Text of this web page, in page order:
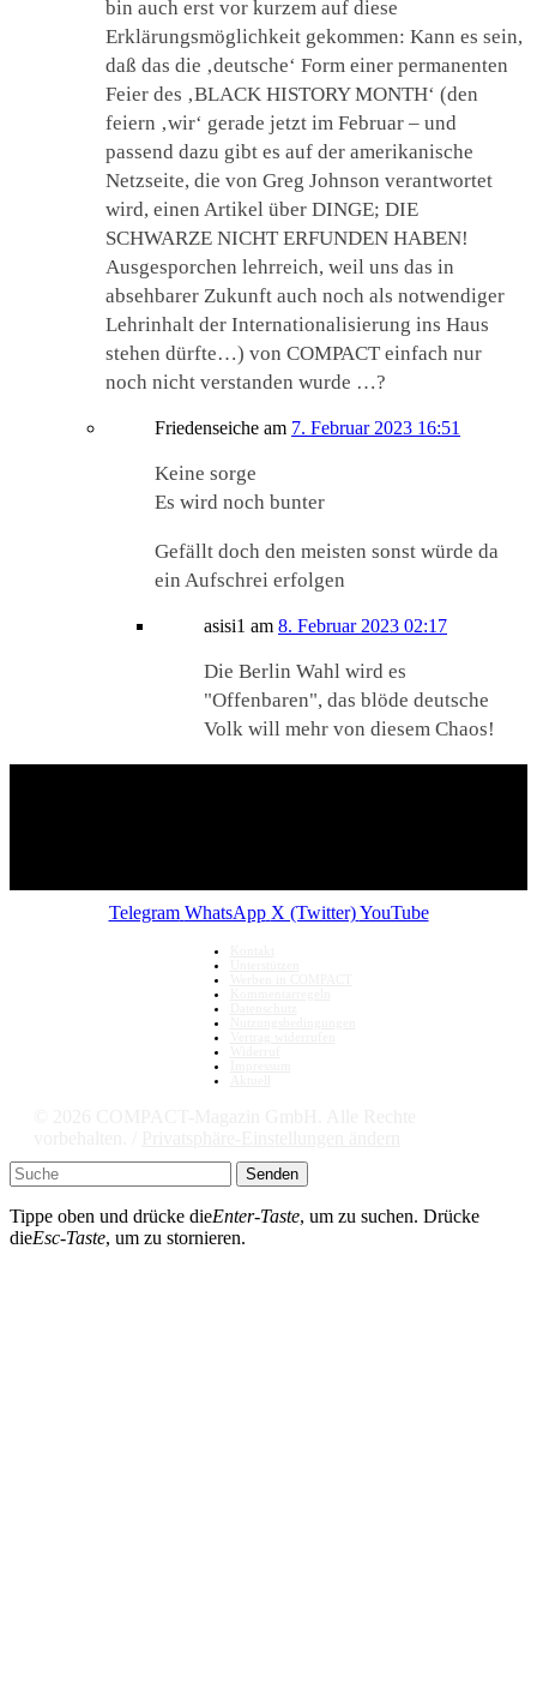
bin auch erst vor kurzem auf diese
Erklärungsmöglichkeit gekommen: Kann es sein,
daß das die ‚deutsche‘ Form einer permanenten
Feier des ‚BLACK HISTORY MONTH‘ (den
feiern ‚wir‘ gerade jetzt im Februar – und
passend dazu gibt es auf der amerikanische
Netzseite, die von Greg Johnson verantwortet
wird, einen Artikel über DINGE; DIE
SCHWARZE NICHT ERFUNDEN HABEN!
Ausgesporchen lehrreich, weil uns das in
absehbarer Zukunft auch noch als notwendiger
Lehrinhalt der Internationalisierung ins Haus
stehen dürfte…) von COMPACT einfach nur
noch nicht verstanden wurde …?
Friedenseiche am 7. Februar 2023 16:51
Keine sorge
Es wird noch bunter
Gefällt doch den meisten sonst würde da
ein Aufschrei erfolgen
asisi1 am 8. Februar 2023 02:17
Die Berlin Wahl wird es
"Offenbaren", das blöde deutsche
Volk will mehr von diesem Chaos!
Telegram WhatsApp X (Twitter) YouTube
Senden
Tippe oben und drücke dieEnter-Taste, um zu suchen. Drücke
dieEsc-Taste, um zu stornieren.